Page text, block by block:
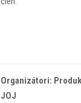
Organizátori:
JOJ